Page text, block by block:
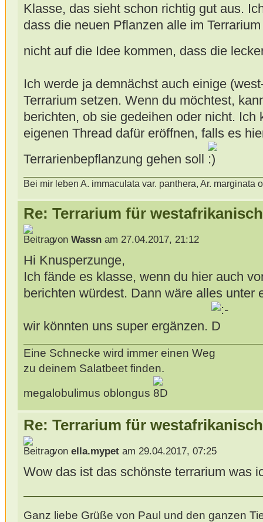
Klasse, das sieht schon richtig gut aus.
dass die neuen Pflanzen alle im
nicht auf die Idee kommen, dass die
Ich werde ja demnächst auch einige
Terrarium setzen. Wenn du möchtest,
berichten, ob sie gedeihen oder nicht. Ich
eigenen Thread dafür eröffnen, falls es
Terrarienbepflanzung gehen soll
Bei mir leben A. immaculata var. panthera, Ar. marginata
Re: Terrarium für
von Wassnam 27.04.2017, 21:12
Hi Knusperzunge,
Ich fände es klasse, wenn du hier auch
berichten würdest. Dann wäre alles unter
wir könnten uns super ergänzen.
Eine Schnecke wird immer einen Weg
zu deinem Salatbeet finden.
megalobulimus oblongus
Re: Terrarium für
von ella.mypetam 29.04.2017, 07:25
Wow das ist das schönste terrarium was
Ganz liebe Grüße von Paul und den ganzen